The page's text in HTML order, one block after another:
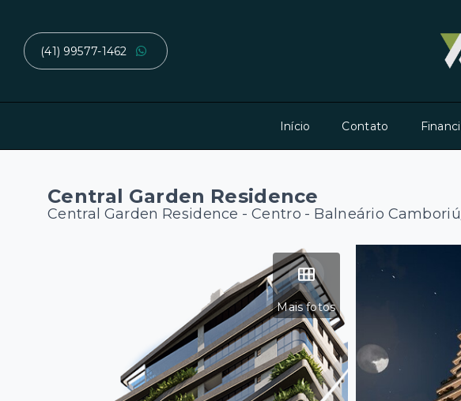
(41) 99577-1462
Início Contato
Central Garden Residence
Central Garden Residence -Centro - Balneário
Mais fotos